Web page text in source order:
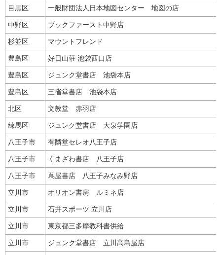
目黒区 一般財団法人日本地図センター 地図の店
中野区 ブックファースト中野店
杉並区 マウントフレンド
豊島区 好日山荘 池袋西口店
豊島区 ジュンク堂書店 池袋本店
豊島区 三省堂書店 池袋本店
北区 文教堂 赤羽店
練馬区 ジュンク堂書店 大泉学園店
八王子市 有隣堂セレオ八王子店
八王子市 くまざわ書店 八王子店
八王子市 蔦屋書店 八王子みなみ野店
立川市 オリオン書房 ルミネ店
立川市 石井スポーツ 立川店
立川市 東京都三多摩教科書供給
立川市 ジュンク堂書店 立川高島屋店